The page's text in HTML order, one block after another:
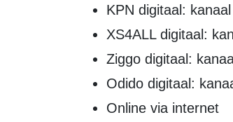
KPN digitaal:
XS4ALL digitaal:
Ziggo digitaal:
Odido digitaal:
Online via internet